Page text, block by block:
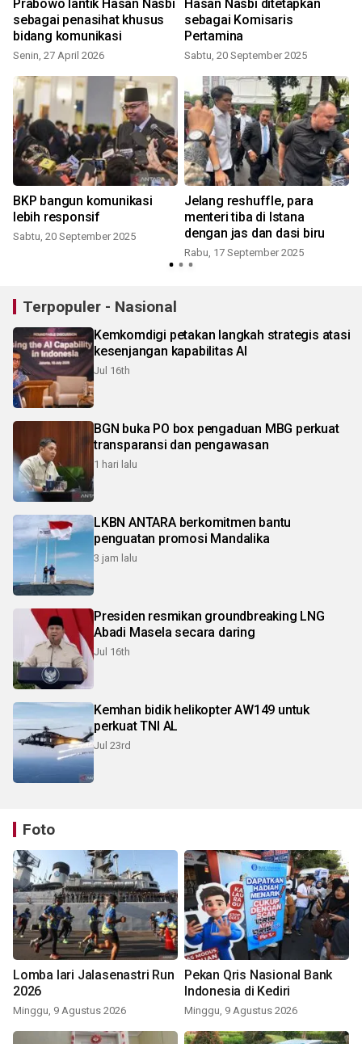
Prabowo lantik Hasan Nasbi
sebagai penasihat khusus
bidang komunikasi
Senin, 27 April 2026
Hasan Nasbi ditetapkan
sebagai Komisaris
Pertamina
Sabtu, 20 September 2025
BKP bangun komunikasi
lebih responsif
Sabtu, 20 September 2025
Jelang reshuffle, para
menteri tiba di Istana
dengan jas dan dasi biru
Rabu, 17 September 2025
Terpopuler - Nasional
Kemkomdigi petakan langkah strategis atasi
kesenjangan kapabilitas AI
Jul 16th
BGN buka PO box pengaduan MBG perkuat
transparansi dan pengawasan
1 hari lalu
LKBN ANTARA berkomitmen bantu
penguatan promosi Mandalika
3 jam lalu
Presiden resmikan groundbreaking LNG
Abadi Masela secara daring
Jul 16th
Kemhan bidik helikopter AW149 untuk
perkuat TNI AL
Jul 23rd
Foto
Lomba lari Jalasenastri Run
2026
Minggu, 9 Agustus 2026
Pekan Qris Nasional Bank
Indonesia di Kediri
Minggu, 9 Agustus 2026